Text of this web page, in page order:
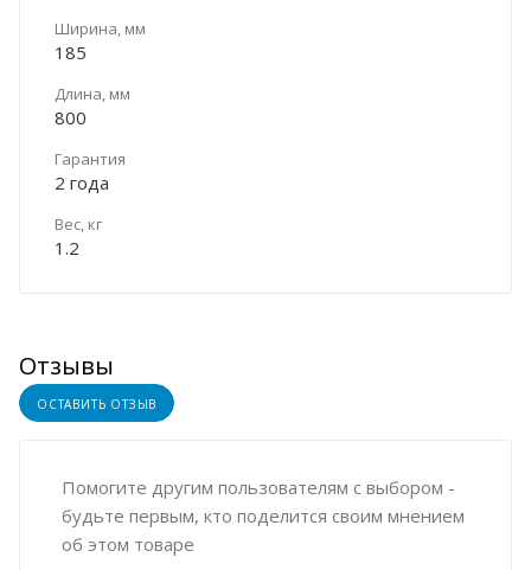
Ширина, мм
185
Длина, мм
800
Гарантия
2 года
Вес, кг
1.2
Отзывы
ОСТАВИТЬ ОТЗЫВ
Помогите другим пользователям с выбором -
будьте первым, кто поделится своим мнением
об этом товаре